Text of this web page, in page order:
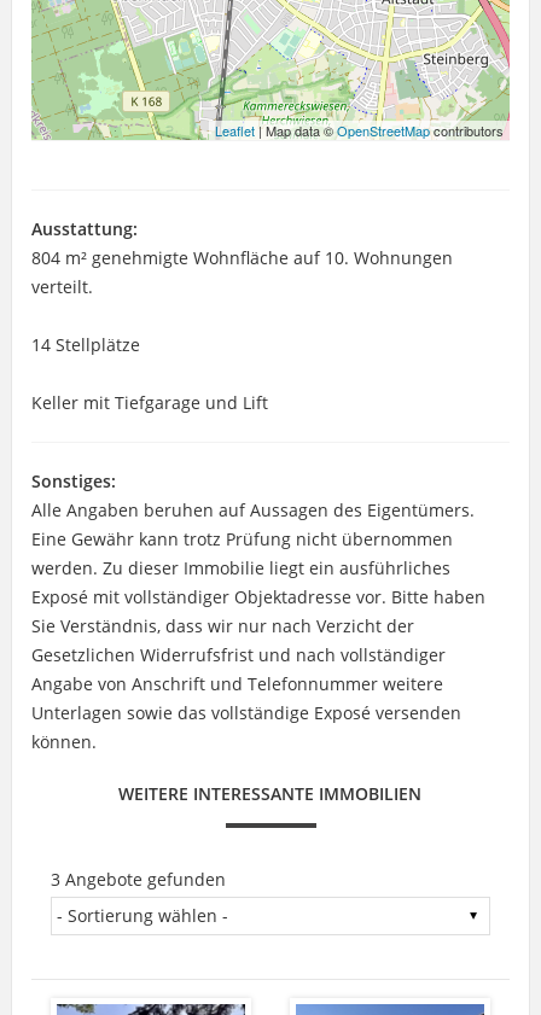
Leaflet| Map data ©OpenStreetMapcontributors
Ausstattung:
804 m² genehmigte Wohnfläche auf 10. Wohnungen
verteilt.
14 Stellplätze
Keller mit Tiefgarage und Lift
Sonstiges:
Alle Angaben beruhen auf Aussagen des Eigentümers.
Eine Gewähr kann trotz Prüfung nicht übernommen
werden. Zu dieser Immobilie liegt ein ausführliches
Exposé mit vollständiger Objektadresse vor. Bitte haben
Sie Verständnis, dass wir nur nach Verzicht der
Gesetzlichen Widerrufsfrist und nach vollständiger
Angabe von Anschrift und Telefonnummer weitere
Unterlagen sowie das vollständige Exposé versenden
können.
WEITERE INTERESSANTE IMMOBILIEN
3 Angebote gefunden